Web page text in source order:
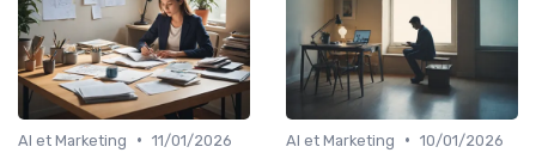
AI et Marketing • 11/01/2026
AI et Marketing • 10/01/2026